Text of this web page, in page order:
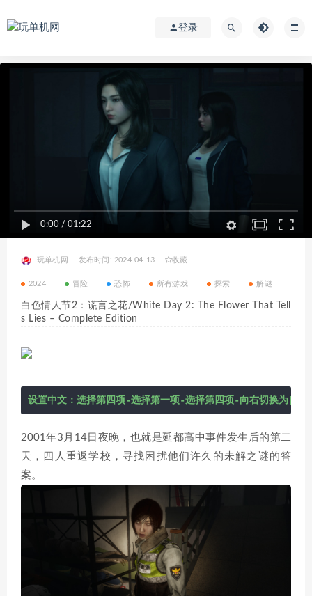
登录
0:00 / 01:22
玩单机网 发布时间: 2024-04-13 收藏
2024 冒险 恐怖 所有游戏 探索 解谜
白色情人节2：谎言之花/White Day 2: The Flower That Tell
s Lies – Complete Edition
设置中文：选择第四项-选择第一项-选择第四项-向右切换为[简
2001年3月14日夜晚，也就是延都高中事件发生后的第二
天，四人重返学校，寻找困扰他们许久的未解之谜的答
案。